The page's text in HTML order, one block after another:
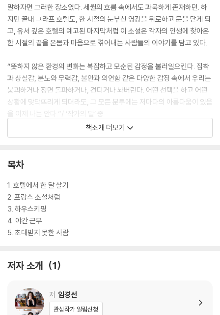
말하자면 그러한 장소였다. 세월의 흐름 속에서도 과묵하게 존재하던. 하
지만 끝내 그라프 호텔도, 한 시절의 눈부신 영광을 뒤로하고 문을 닫게 되
고, 유서 깊은 호텔의 예고된 마지막처럼 이 소설은 각자의 인생에 찾아온
한 시절의 끝을 온몸과 마음으로 겪어내는 사람들의 이야기를 담고 있다.
“뜻하지 않은 환경의 변화는 복잡하고 모순된 감정을 불러일으킨다. 집착
과 상실감, 분노와 무력감, 불안과 의연함 같은 다양한 감정 속에서 우리는
붕괴하거나 정면 돌파하거나, 견디거나 놔버린다. 어떤 선택을 하고 어떤
상황에 맞닥뜨리게 되더라도, 그 모든 분투에는 저마다의 아름다움이 있음
을 이제 나는 안다.”/ ‘작가의 말’ 중
우리는 무엇을 부여잡고, 무엇을 놔줘야만 할까. 언제까지 저항하고 언제
까. 변화의 기로에 선 주인공들은 자신에게 묻는다. 바로 이 혼란스러운 시
책소개 더보기
목차
1. 호텔에서 한 달 살기
2. 프랑스 소설처럼
3. 하우스키핑
4. 야간 근무
5. 초대받지 못한 사람
저자 소개 1
저 임경선
관심작가 알림신청